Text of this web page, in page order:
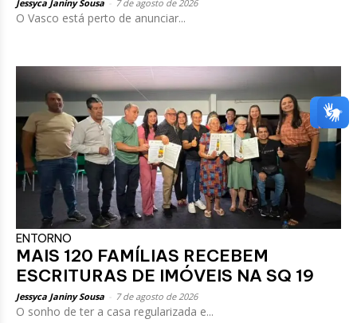
Jessyca Janiny Sousa 7 de agosto de 2026
O Vasco está perto de anunciar...
ENTORNO
MAIS 120 FAMÍLIAS RECEBEM
ESCRITURAS DE IMÓVEIS NA SQ 19
Jessyca Janiny Sousa 7 de agosto de 2026
O sonho de ter a casa regularizada e...